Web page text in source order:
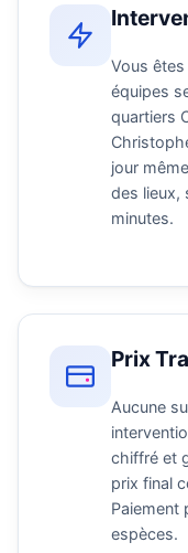
Vous êtes
équipes
quartiers
jour
des lieux,
minutes.
Prix
Aucune
chiffré et
prix final
Paiement
espèces.